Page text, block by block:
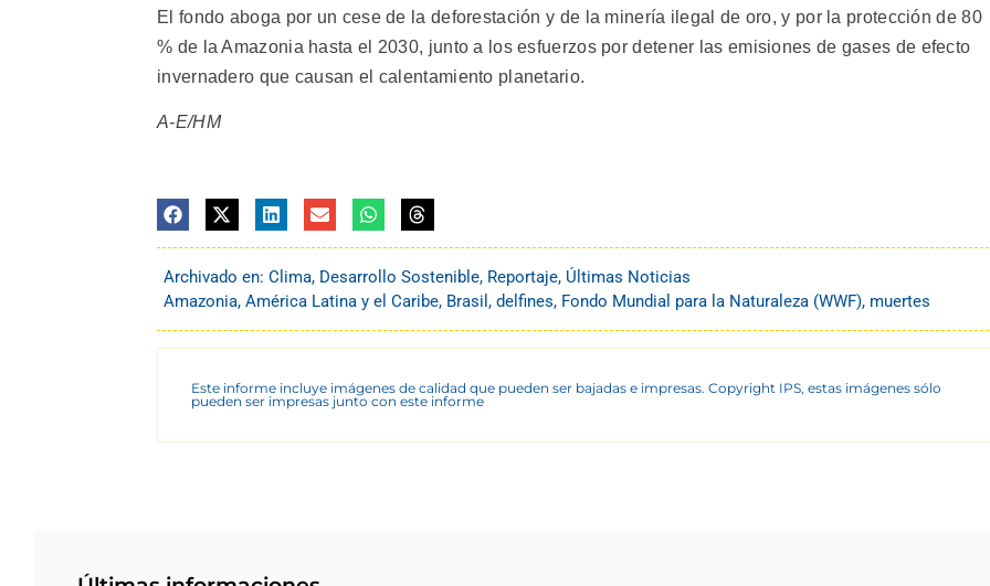
El fondo aboga por un cese de la deforestación y de la minería ilegal de oro, y por la protección de 80
% de la Amazonia hasta el 2030, junto a los esfuerzos por detener las emisiones de gases de efecto
invernadero que causan el calentamiento planetario.
A-E/HM
Archivado en: Clima, Desarrollo Sostenible, Reportaje, Últimas Noticias
Amazonia, América Latina y el Caribe, Brasil , delfines, Fondo Mundial para la Naturaleza (WWF), muertes
Este informe incluye imágenes de calidad que pueden ser bajadas e impresas. Copyright IPS, estas imágenes sólo
pueden ser impresas junto con este informe